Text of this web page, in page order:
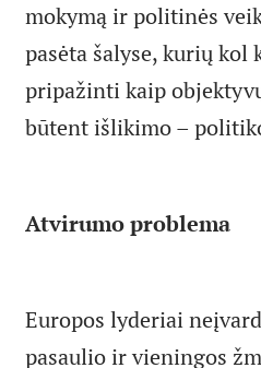
mokymą ir politinės
pasėta šalyse, kurių kol
pripažinti kaip
būtent išlikimo –
Atvirumo problema
Europos lyderiai
pasaulio ir vieningos